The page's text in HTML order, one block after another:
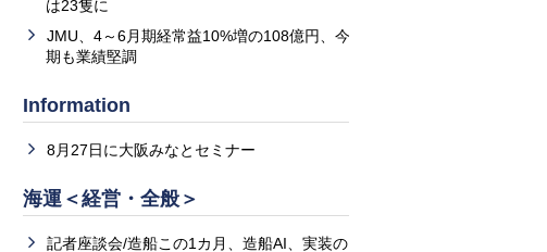
は23隻に
JMU、4～6月期経常益10%増の108億円、今
期も業績堅調
Information
8月27日に大阪みなとセミナー
海運＜経営・全般＞
記者座談会/造船この1カ月、造船AI、実装の